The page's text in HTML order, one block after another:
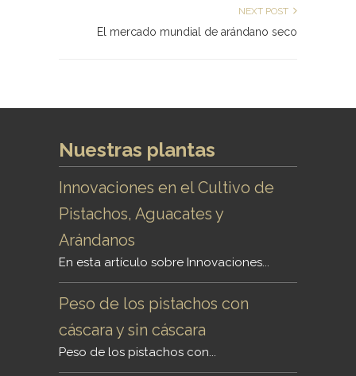
NEXT POST
El mercado mundial de arándano seco
Nuestras plantas
Innovaciones en el Cultivo de
Pistachos, Aguacates y
Arándanos
En esta artículo sobre Innovaciones...
Peso de los pistachos con
cáscara y sin cáscara
Peso de los pistachos con...